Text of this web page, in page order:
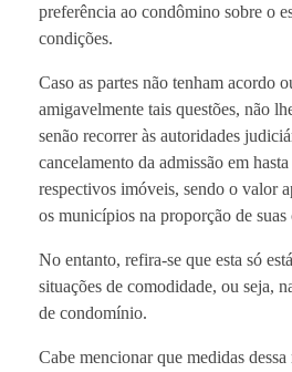
preferência ao condômino sobre o
condições.
Caso as partes não tenham acordo
amigavelmente tais questões, não
senão recorrer às autoridades
cancelamento da admissão em
respectivos imóveis, sendo o valor
os municípios na proporção de suas
No entanto, refira-se que esta só
situações de comodidade, ou seja,
de condomínio.
Cabe mencionar que medidas